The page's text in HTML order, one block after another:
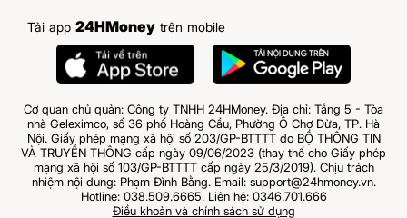
Tải app 24HMoney trên mobile
Cơ quan chủ quản: Công ty TNHH 24HMoney. Địa chỉ: Tầng 5 - Tòa
nhà Geleximco, số 36 phố Hoàng Cầu, Phường Ô Chợ Dừa, TP. Hà
Nội. Giấy phép mạng xã hội số 203/GP-BTTTT do BỘ THÔNG TIN
VÀ TRUYỀN THÔNG cấp ngày 09/06/2023 (thay thế cho Giấy phép
mạng xã hội số 103/GP-BTTTT cấp ngày 25/3/2019). Chịu trách
nhiệm nội dung: Phạm Đình Bằng. Email: support@24hmoney.vn.
Hotline: 038.509.6665. Liên hệ: 0346.701.666
Điều khoản và chính sách sử dụng